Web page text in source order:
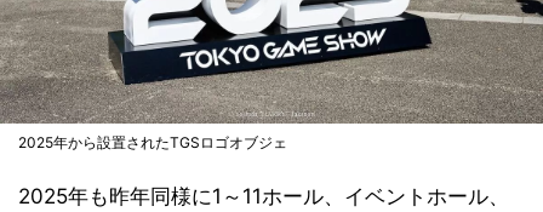
2025年から設置されたTGSロゴオブジェ
2025年も昨年同様に1～11ホール、イベントホール、